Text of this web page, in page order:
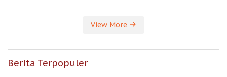
View More
Berita Terpopuler